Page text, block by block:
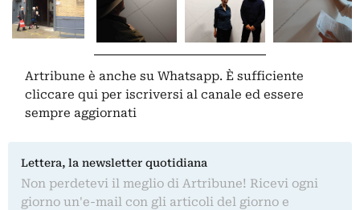
Artribune è anche su Whatsapp. È sufficiente
cliccare qui per iscriversi al canale ed essere
sempre aggiornati
Lettera, la newsletter quotidiana
Non perdetevi il meglio di Artribune! Ricevi ogni
giorno un'e-mail con gli articoli del giorno e